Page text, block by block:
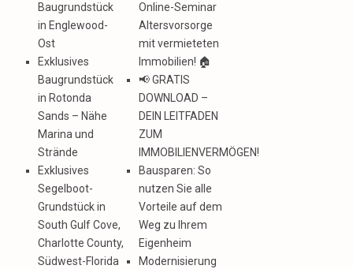
Baugrundstück
in Englewood-
Ost
Exklusives
Baugrundstück
in Rotonda
Sands – Nähe
Marina und
Strände
Exklusives
Segelboot-
Grundstück in
South Gulf Cove,
Charlotte County,
Südwest-Florida
Online-Seminar
Altersvorsorge
mit vermieteten
Immobilien! 🏠
📢 GRATIS
DOWNLOAD –
DEIN LEITFADEN
ZUM
IMMOBILIENVERMÖGEN!
Bausparen: So
nutzen Sie alle
Vorteile auf dem
Weg zu Ihrem
Eigenheim
Modernisierung